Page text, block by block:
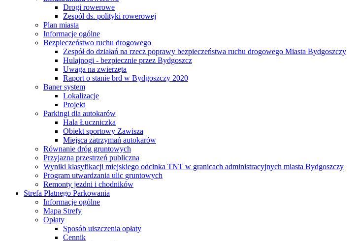
Drogi rowerowe
Zespół ds. polityki rowerowej
Plan miasta
Informacje ogólne
Bezpieczeństwo ruchu drogowego
Zespół do działań na rzecz poprawy bezpieczeństwa ruchu drogowego Miasta Bydgoszczy
Hulajnogi - bezpiecznie przez Bydgoszcz
Uwaga na zwierzęta
Raport o stanie brd w Bydgoszczy 2020
Baner system
Lokalizacje
Projekt
Parkingi dla autokarów
Hala Łuczniczka
Obiekt sportowy Zawisza
Miejsca zatrzymań autokarów
Równanie dróg gruntowych
Przyjazna przestrzeń publiczna
Wyniki klasyfikacji miejskiego odcinka TNT w granicach administracyjnych miasta Bydgoszczy
Program utwardzania ulic gruntowych
Remonty jezdni i chodników
Strefa Płatnego Parkowania
Informacje ogólne
Mapa Strefy
Opłaty
Sposób uiszczenia opłaty
Cennik